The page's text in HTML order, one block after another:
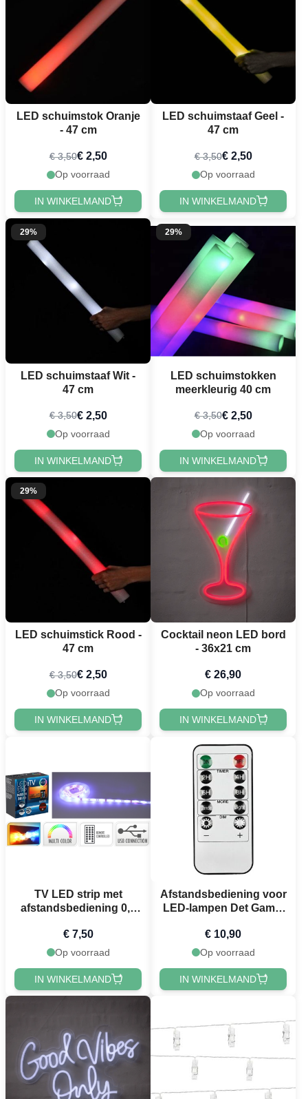
LED schuimstok Oranje
- 47 cm
€ 3,50€ 2,50
Op voorraad
IN WINKELMAND
LED schuimstaaf Geel -
47 cm
€ 3,50€ 2,50
Op voorraad
IN WINKELMAND
29%
LED schuimstaaf Wit -
47 cm
€ 3,50€ 2,50
Op voorraad
IN WINKELMAND
29%
LED schuimstokken
meerkleurig 40 cm
€ 3,50€ 2,50
Op voorraad
IN WINKELMAND
29%
LED schuimstick Rood -
47 cm
€ 3,50€ 2,50
Op voorraad
IN WINKELMAND
Cocktail neon LED bord
- 36x21 cm
€ 26,90
Op voorraad
IN WINKELMAND
TV LED strip met
afstandsbediening 0,5
€ 7,50
Op voorraad
IN WINKELMAND
Afstandsbediening voor
LED-lampen Det Gamle
€ 10,90
Op voorraad
IN WINKELMAND